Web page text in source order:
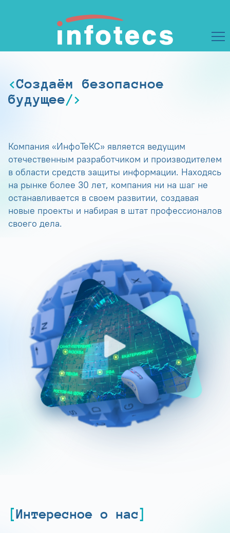
Создаём безопасное
будущее
Компания «ИнфоТеКС» является ведущим
отечественным разработчиком и производителем
в области средств защиты информации. Находясь
на рынке более 30 лет, компания ни на шаг не
останавливается в своем развитии, создавая
новые проекты и набирая в штат профессионалов
своего дела.
Интересное о нас